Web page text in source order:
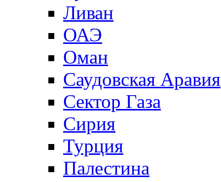
Ливан
ОАЭ
Оман
Саудовская Аравия
Сектор Газа
Сирия
Турция
Палестина